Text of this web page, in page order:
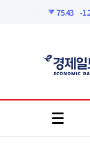
75.43 -1.2%